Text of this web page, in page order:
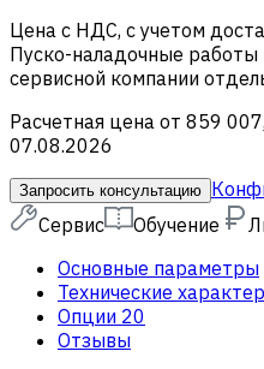
Цена c НДС, с учетом
Пуско-наладочные работы
сервисной компании
Расчетная цена от 859
07.08.2026
Запросить консультацию
Сервис
Обучение
Основные параметры
Технические
Опции 20
Отзывы